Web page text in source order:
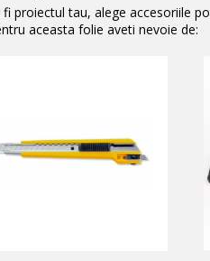
fi proiectul tau, alege accesoriile
aceasta folie aveti nevoie de: